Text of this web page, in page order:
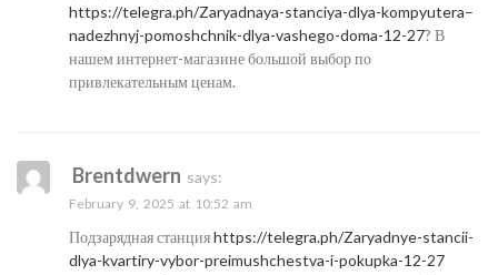
https://telegra.ph/Zaryadnaya-stanciya-dlya-kompyutera–
nadezhnyj-pomoshchnik-dlya-vashego-doma-12-27? В
нашем интернет-магазине большой выбор по
привлекательным ценам.
Brentdwern says:
February 9, 2025 at 10:52 am
Подзарядная станцияhttps://telegra.ph/Zaryadnye-stancii-
dlya-kvartiry-vybor-preimushchestva-i-pokupka-12-27